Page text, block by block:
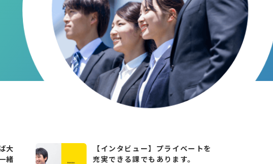
大
緒
【インタビュー】プライベートを
充実できる課でもあります。